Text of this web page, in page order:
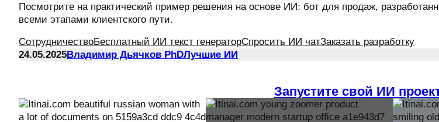
Посмотрите на практический пример решения на основе ИИ: бот для продаж,
всеми этапами клиентского пути.
СотрудничествоБесплатный ИИ текст генераторСпросить ИИ чатЗаказать разработку
24.05.2025Владимир Дьячков PhDЛучшие ИИ
Запустите свой ИИ